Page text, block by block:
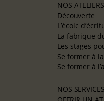
NOS ATELIERS
Découverte
L’école
La fabrique
Les stages
Se former à
Se former à
NOS SERVICES